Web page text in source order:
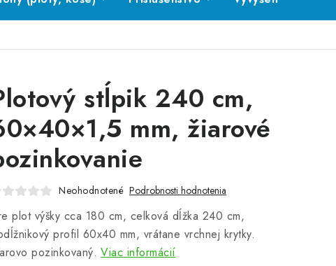
stĺpik 240 cm,
mm, žiarové
Neohodnotené Podrobnosti hodnotenia
plot výšky cca 180 cm, celková dĺžka 240 cm,
profil 60x40 mm, vrátane vrchnej krytky.
pozinkovaný. Viac informácií